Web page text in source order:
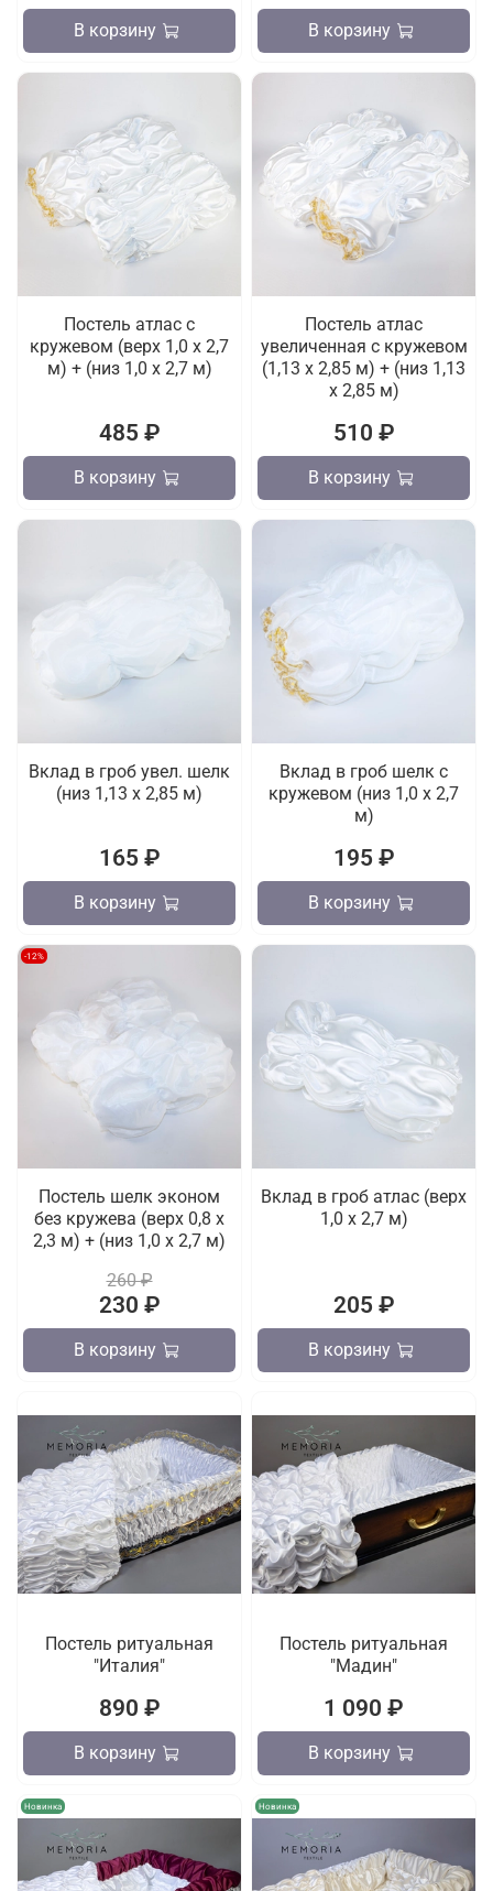
В корзину В корзину
Постель атлас с
кружевом (верх 1,0 х 2,7
м) + (низ 1,0 х 2,7 м)
485 ₽
В корзину
Постель атлас
увеличенная с кружевом
(1,13 х 2,85 м) + (низ 1,13
х 2,85 м)
510 ₽
В корзину
Вклад в гроб увел. шелк
(низ 1,13 х 2,85 м)
165 ₽
В корзину
Вклад в гроб шелк с
кружевом (низ 1,0 х 2,7
м)
195 ₽
В корзину
-12%
Постель шелк эконом
без кружева (верх 0,8 х
2,3 м) + (низ 1,0 х 2,7 м)
260 ₽
230 ₽
В корзину
Вклад в гроб атлас (верх
1,0 х 2,7 м)
205 ₽
В корзину
Постель ритуальная
"Италия"
890 ₽
В корзину
Постель ритуальная
"Мадин"
1 090 ₽
В корзину
Новинка Новинка